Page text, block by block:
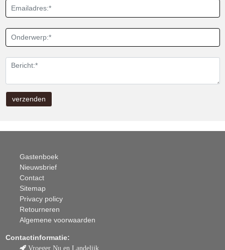
Gastenboek
Nieuwsbrief
Contact
Sitemap
Privacy policy
Retourneren
Algemene voorwaarden
Contactinformatie:
Vroeger Nu en Landelijk